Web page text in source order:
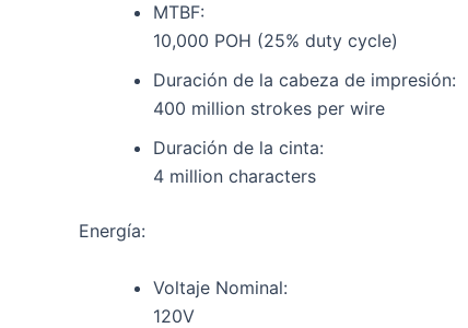
MTBF:
10,000 POH (25% duty cycle)
Duración de la cabeza de impresión:
400 million strokes per wire
Duración de la cinta:
4 million characters
Energía:
Voltaje Nominal:
120V